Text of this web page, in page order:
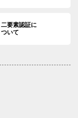
二要素認証に
ついて